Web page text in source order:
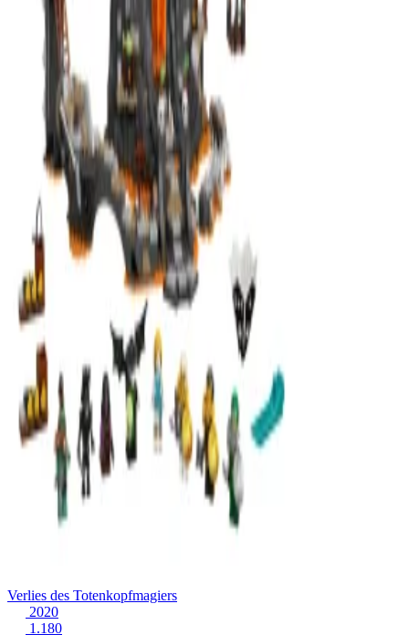
Verlies des Totenkopfmagiers
2020
1.180